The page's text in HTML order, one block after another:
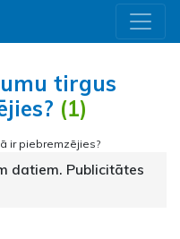
tirgus
(1)
datiem. Publicitātes